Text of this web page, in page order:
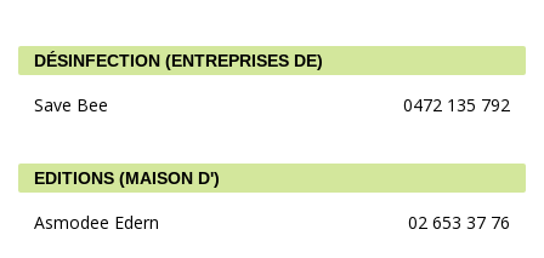
DÉSINFECTION (ENTREPRISES DE)
Save Bee 0472 135 792
EDITIONS (MAISON D')
Asmodee Edern
02 653 37 76